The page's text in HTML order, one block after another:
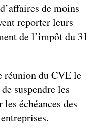
de moins
reporter leurs
de l’impôt du 31
réunion du CVE le
suspendre les
échéances des